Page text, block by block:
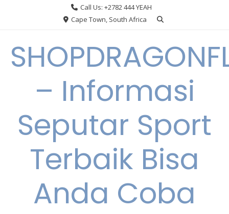
Call Us: +2782 444 YEAH
Cape Town, South Africa
– Informasi
Seputar Sport
Terbaik Bisa
Anda Coba